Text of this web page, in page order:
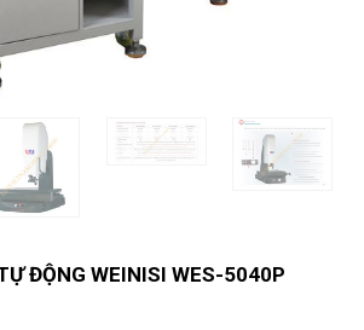
ĐỘNG WEINISI WES-5040P